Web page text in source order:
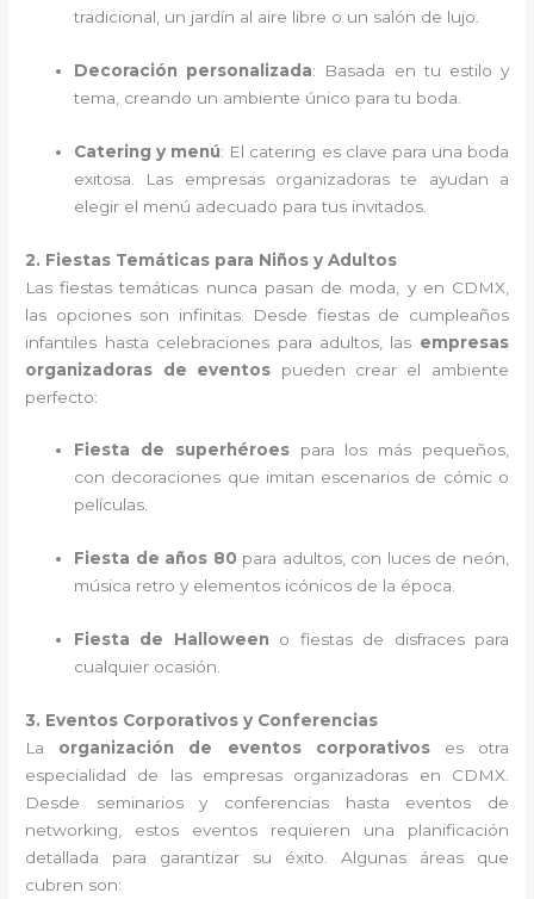
tradicional, un jardín al aire libre o un salón de lujo.
Decoración personalizada: Basada en tu estilo y
tema, creando un ambiente único para tu boda.
Catering y menú: El catering es clave para una boda
exitosa. Las empresas organizadoras te ayudan a
elegir el menú adecuado para tus invitados.
2. Fiestas Temáticas para Niños y Adultos
Las fiestas temáticas nunca pasan de moda, y en CDMX,
las opciones son infinitas. Desde fiestas de cumpleaños
infantiles hasta celebraciones para adultos, las empresas
organizadoras de eventos pueden crear el ambiente
perfecto:
Fiesta de superhéroespara los más pequeños,
con decoraciones que imitan escenarios de cómic o
películas.
Fiesta de años 80 para adultos, con luces de neón,
música retro y elementos icónicos de la época.
Fiesta de Halloween o fiestas de disfraces para
cualquier ocasión.
3. Eventos Corporativos y Conferencias
La organización de eventos corporativoses otra
especialidad de las empresas organizadoras en CDMX.
Desde seminarios y conferencias hasta eventos de
networking, estos eventos requieren una planificación
detallada para garantizar su éxito. Algunas áreas que
cubren son: